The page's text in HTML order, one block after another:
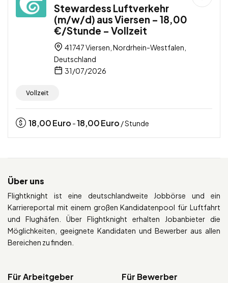
Stewardess Luftverkehr
(m/w/d) aus Viersen – 18,00
€/Stunde – Vollzeit
41747 Viersen, Nordrhein-Westfalen,
Deutschland
31/07/2026
Vollzeit
18,00Euro -18,00Euro / Stunde
Über uns
Flightknight ist eine deutschlandweite Jobbörse und ein
Karriereportal mit einem großen Kandidatenpool für Luftfahrt
und Flughäfen. Über Flightknight erhalten Jobanbieter die
Möglichkeiten, geeignete Kandidaten und Bewerber aus allen
Bereichen zu finden.
Für Arbeitgeber Für Bewerber